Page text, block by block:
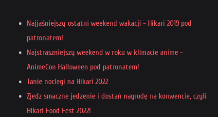
Najjaśniejszy ostatni weekend wakacji - Hikari 2019 pod
patronatem!
Najstraszniejszy weekend w roku w klimacie anime -
AnimeCon Halloween pod patronatem!
Tanie noclegi na Hikari 2022
Zjedz smaczne jedzenie i dostań nagrodę na konwencie, czyli
Hikari Food Fest 2022!